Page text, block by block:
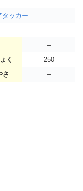
タッカー
–
く
250
さ –